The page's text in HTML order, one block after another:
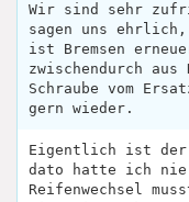
Wir sind sehr
sagen uns
ist Bremsen
zwischendurch
Schraube vom
gern wieder.
Eigentlich ist der
dato hatte ich nie
Reifenwechsel